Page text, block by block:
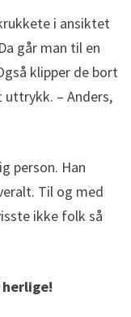
i ansiktet
går man til en
klipper de bort
uttrykk. – Anders,
person. Han
Til og med
ikke folk så
herlige!